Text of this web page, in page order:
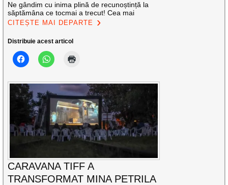
Ne gândim cu inima plină de recunoștință la
săptămâna ce tocmai a trecut! Cea mai
CITEȘTE MAI DEPARTE
Distribuie acest articol
CARAVANA TIFF A
TRANSFORMAT MINA PETRILA